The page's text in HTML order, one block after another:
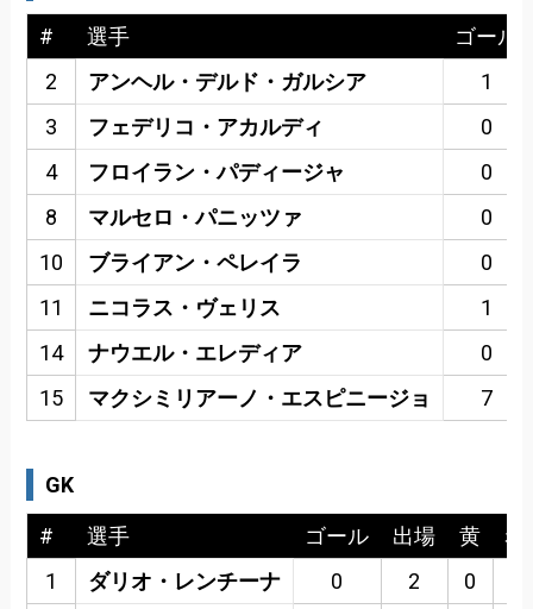
# 選手
ゴール
2
アンヘル・デルド・ガルシア
1
3
フェデリコ・アカルディ
0
4
フロイラン・パディージャ
0
8
マルセロ・パニッツァ
0
10
ブライアン・ペレイラ
0
11
ニコラス・ヴェリス
1
14
ナウエル・エレディア
0
15
マクシミリアーノ・エスピニージョ 7
GK
# 選手 ゴール 出場 黄
赤
1
ダリオ・レンチーナ 0 2 0